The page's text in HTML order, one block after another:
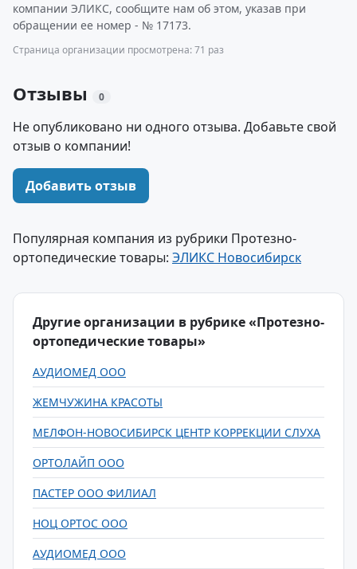
компании ЭЛИКС, сообщите нам об этом, указав при
обращении ее номер - № 17173.
Страница организации просмотрена: 71 раз
Отзывы 0
Не опубликовано ни одного отзыва. Добавьте свой
отзыв о компании!
Добавить отзыв
Популярная компания из рубрики Протезно-
ортопедические товары: ЭЛИКС Новосибирск
Другие организации в рубрике «Протезно-
ортопедические товары»
АУДИОМЕД ООО
ЖЕМЧУЖИНА КРАСОТЫ
МЕЛФОН-НОВОСИБИРСК ЦЕНТР КОРРЕКЦИИ СЛУХА
ОРТОЛАЙП ООО
ПАСТЕР ООО ФИЛИАЛ
НОЦ ОРТОС ООО
АУДИОМЕД ООО